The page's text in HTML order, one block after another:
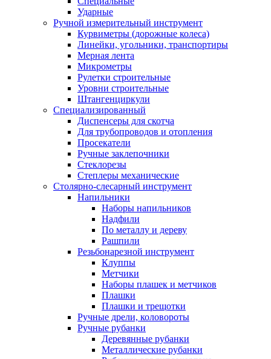
Ударные
Ручной измерительный инструмент
Курвиметры (дорожные колеса)
Линейки, угольники, транспортиры
Мерная лента
Микрометры
Рулетки строительные
Уровни строительные
Штангенциркули
Специализированный
Диспенсеры для скотча
Для трубопроводов и отопления
Просекатели
Ручные заклепочники
Стеклорезы
Степлеры механические
Столярно-слесарный инструмент
Напильники
Наборы напильников
Надфили
По металлу и дереву
Рашпили
Резьбонарезной инструмент
Клуппы
Метчики
Наборы плашек и метчиков
Плашки
Плашки и трещотки
Ручные дрели, коловороты
Ручные рубанки
Деревянные рубанки
Металлические рубанки